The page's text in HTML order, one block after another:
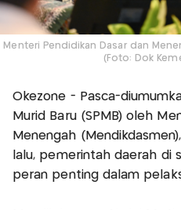
Menteri Pendidikan Dasar dan
(Foto: Dok
Okezone - Pasca-
Murid Baru (SPMB) oleh
Menengah
lalu, pemerintah daerah di
peran penting dalam